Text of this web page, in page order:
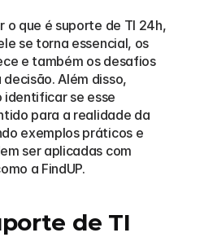
o que é suporte de TI 24h,
se torna essencial, os
e também os desafios
Além disso,
identificar se esse
para a realidade da
exemplos práticos e
ser aplicadas com
a FindUP.
de TI